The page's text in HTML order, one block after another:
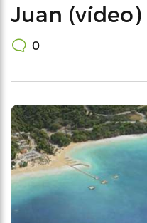
Juan (vídeo)
0